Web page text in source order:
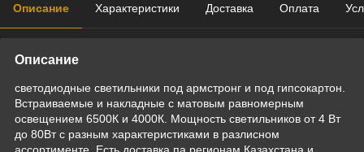
Описание Характеристики Доставка Оплата
Описание
светодиодные светильники под армстронг и под гипсокартон.
Встраиваемые и накладные с матовым равномерным
освещением 6500К и 4000К. Мощность светильников от 4 Вт
до 80Вт с разным характеристиками в разлисном
ассортименте. Есть доставка па регионам Казахстана и